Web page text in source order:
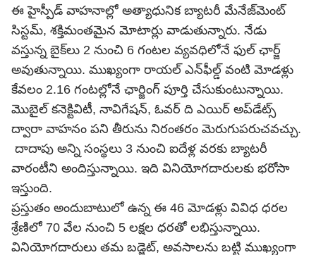
ఈ హైస్పీడ్ వాహనాల్లో అత్యాధునిక బ్యాటరీ మేనేజ్‌మెంట్‌
సిస్టమ్‌, శక్తిమంతమైన మోటార్లు వాడుతున్నారు. నేడు
వస్తున్న బైక్‌లు 2 నుంచి 6 గంటల వ్యవధిలోనే ఫుల్ ఛార్జ్
అవుతున్నాయి. ముఖ్యంగా రాయల్ ఎన్‌ఫీల్డ్ వంటి మోడళ్లు
కేవలం 2.16 గంటల్లోనే ఛార్జింగ్ పూర్తి చేసుకుంటున్నాయి.
మొబైల్ కనెక్టివిటీ, నావిగేషన్, ఓవర్ ది ఎయిర్ అప్‌డేట్స్‌
ద్వారా వాహనం పని తీరును నిరంతరం మెరుగుపరుచవచ్చు.
దాదాపు అన్ని సంస్థలు 3 నుంచి ఐదేళ్ల వరకు బ్యాటరీ
వారంటీని అందిస్తున్నాయి. ఇది వినియోగదారులకు భరోసా
ఇస్తుంది.
ప్రస్తుతం అందుబాటులో ఉన్న ఈ 46 మోడళ్లు వివిధ ధరల
శ్రేణిలో 70 వేల నుంచి 5 లక్షల ధరతో లభిస్తున్నాయి.
వినియోగదారులు తమ బడ్జెట్‌, అవసాలను బట్టి ముఖ్యంగా